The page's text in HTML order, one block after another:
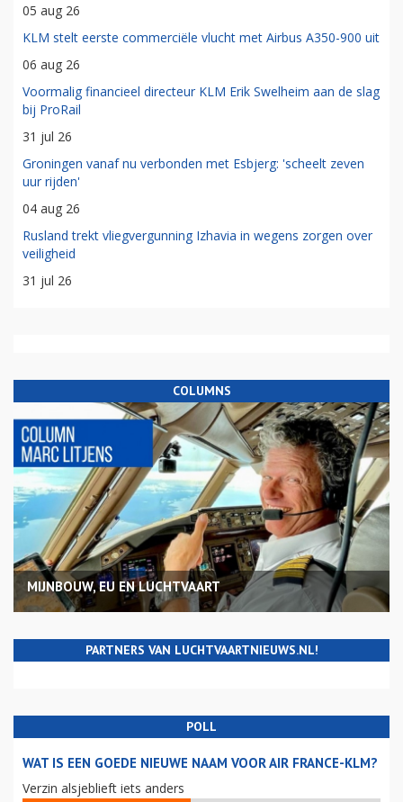
05 aug 26
KLM stelt eerste commerciële vlucht met Airbus A350-900 uit
06 aug 26
Voormalig financieel directeur KLM Erik Swelheim aan de slag
bij ProRail
31 jul 26
Groningen vanaf nu verbonden met Esbjerg: 'scheelt zeven
uur rijden'
04 aug 26
Rusland trekt vliegvergunning Izhavia in wegens zorgen over
veiligheid
31 jul 26
COLUMNS
MIJNBOUW, EU EN LUCHTVAART
PARTNERS VAN LUCHTVAARTNIEUWS.NL!
POLL
WAT IS EEN GOEDE NIEUWE NAAM VOOR AIR FRANCE-KLM?
Verzin alsjeblieft iets anders